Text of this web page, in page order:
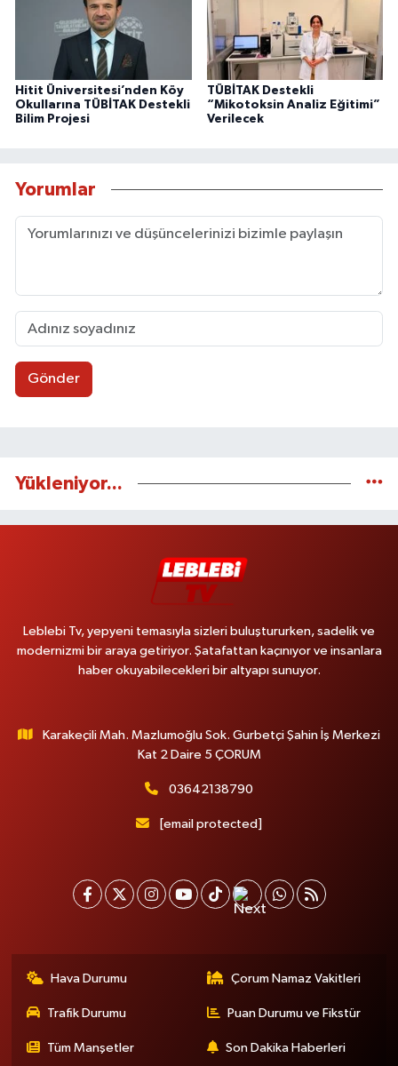
Hitit Üniversitesi’nden Köy
Okullarına TÜBİTAK Destekli
Bilim Projesi
TÜBİTAK Destekli
“Mikotoksin Analiz Eğitimi”
Verilecek
Yorumlar
Gönder
Yükleniyor...
Leblebi Tv, yepyeni temasıyla sizleri buluştururken, sadelik ve
modernizmi bir araya getiriyor. Şatafattan kaçınıyor ve insanlara
haber okuyabilecekleri bir altyapı sunuyor.
Karakeçili Mah. Mazlumoğlu Sok. Gurbetçi Şahin İş Merkezi
Kat 2 Daire 5 ÇORUM
03642138790
[email protected]
Hava Durumu Çorum Namaz Vakitleri
Trafik Durumu Puan Durumu ve Fikstür
Tüm Manşetler Son Dakika Haberleri